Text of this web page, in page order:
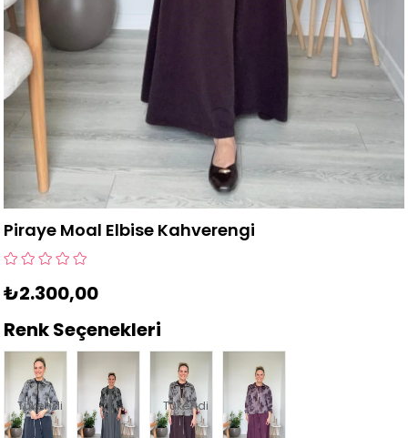
Piraye Moal Elbise Kahverengi
₺2.300,00
Renk Seçenekleri
Tükendi Tükendi